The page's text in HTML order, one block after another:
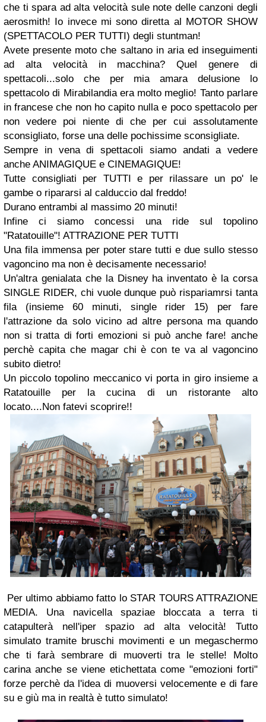
che ti spara ad alta velocità sule note delle canzoni degli
aerosmith! Io invece mi sono diretta al MOTOR SHOW
(SPETTACOLO PER TUTTI) degli stuntman!
Avete presente moto che saltano in aria ed inseguimenti
ad alta velocità in macchina? Quel genere di
spettacoli...solo che per mia amara delusione lo
spettacolo di Mirabilandia era molto meglio! Tanto parlare
in francese che non ho capito nulla e poco spettacolo per
non vedere poi niente di che per cui assolutamente
sconsigliato, forse una delle pochissime sconsigliate.
Sempre in vena di spettacoli siamo andati a vedere
anche ANIMAGIQUE e CINEMAGIQUE!
Tutte consigliati per TUTTI e per rilassare un po' le
gambe o ripararsi al calduccio dal freddo!
Durano entrambi al massimo 20 minuti!
Infine ci siamo concessi una ride sul topolino
"Ratatouille"! ATTRAZIONE PER TUTTI
Una fila immensa per poter stare tutti e due sullo stesso
vagoncino ma non è decisamente necessario!
Un'altra genialata che la Disney ha inventato è la corsa
SINGLE RIDER, chi vuole dunque può rispariamrsi tanta
fila (insieme 60 minuti, single rider 15) per fare
l'attrazione da solo vicino ad altre persona ma quando
non si tratta di forti emozioni si può anche fare! anche
perchè capita che magar chi è con te va al vagoncino
subito dietro!
Un piccolo topolino meccanico vi porta in giro insieme a
Ratatouille per la cucina di un ristorante alto
locato....Non fatevi scoprire!!
Per ultimo abbiamo fatto lo STAR TOURS ATTRAZIONE
MEDIA. Una navicella spaziae bloccata a terra ti
catapulterà nell'iper spazio ad alta velocità! Tutto
simulato tramite bruschi movimenti e un megaschermo
che ti farà sembrare di muoverti tra le stelle! Molto
carina anche se viene etichettata come "emozioni forti"
forze perchè da l'idea di muoversi velocemente e di fare
su e giù ma in realtà è tutto simulato!